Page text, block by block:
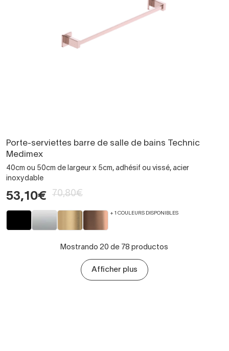
Porte-serviettes barre de salle de bains Technic
Medimex
40cm ou 50cm de largeur x 5cm, adhésif ou vissé, acier
inoxydable
53,10€ 70,80€
+ 1 COULEURS DISPONIBLES
Mostrando 20 de 78 productos
Afficher plus